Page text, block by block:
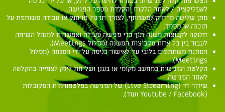
לאפליקציה / לאתר הלקוח והקלדת מספר הפגישה.
מתן שליטה מרחוק למשתתף, לצורך תרגול מרחוק או עבודה משותפת על
תוכנה או מסמך.
חלוקה לקבוצות משנה תוך כדי פגישה פעילה ואפשרות למנהל השיחה
לעבור בין כל אחת מקבוצות המשנה (מסלול Meetings).
המתנת משתתפים בלובי עד לאישור כניסה על ידי המנחה (מסלול
Meetings).
הקלטת הפגישות במחשב מקומי או בענן ושליחת לינק לצפייה בהקלטה
לאחר הפגישה.
שידור חי (Live Streaming) של הפגישה בפלטפורמות המקובלות
(Youtube / Facebook ועוד).